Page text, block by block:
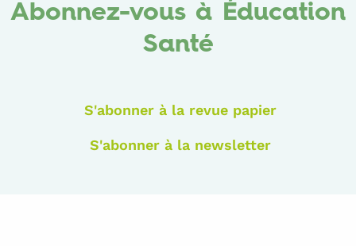
Abonnez-vous à Éducation
Santé
S'abonner à la revue papier
S'abonner à la newsletter